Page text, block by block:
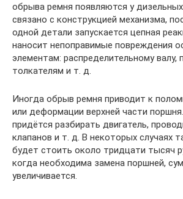
обрыва ремня появляются у
связано с конструкцией механизма,
одной детали запускается цепная
наносит непоправимые повреждения
элементам: распределительному валу,
толкателям и т. д.
Иногда обрыв ремня приводит к
или деформации верхней части
придётся разбирать двигатель,
клапанов и т. д. В некоторых случаях
будет стоить около тридцати тысяч
когда необходима замена поршней,
увеличивается.